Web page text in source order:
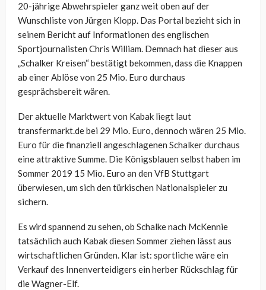
20-jährige Abwehrspieler ganz weit oben auf der
Wunschliste von Jürgen Klopp. Das Portal bezieht sich in
seinem Bericht auf Informationen des englischen
Sportjournalisten Chris William. Demnach hat dieser aus
„Schalker Kreisen“ bestätigt bekommen, dass die Knappen
ab einer Ablöse von 25 Mio. Euro durchaus
gesprächsbereit wären.
Der aktuelle Marktwert von Kabak liegt laut
transfermarkt.de bei 29 Mio. Euro, dennoch wären 25 Mio.
Euro für die finanziell angeschlagenen Schalker durchaus
eine attraktive Summe. Die Königsblauen selbst haben im
Sommer 2019 15 Mio. Euro an den VfB Stuttgart
überwiesen, um sich den türkischen Nationalspieler zu
sichern.
Es wird spannend zu sehen, ob Schalke nach McKennie
tatsächlich auch Kabak diesen Sommer ziehen lässt aus
wirtschaftlichen Gründen. Klar ist: sportliche wäre ein
Verkauf des Innenverteidigers ein herber Rückschlag für
die Wagner-Elf.